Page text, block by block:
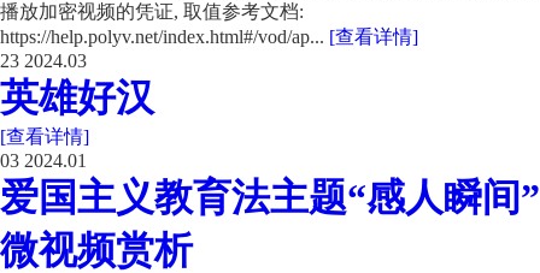
播放加密视频的凭证, 取值参考文档:
https://help.polyv.net/index.html#/vod/ap... [查看详情]
23 2024.03
英雄好汉
[查看详情]
03 2024.01
爱国主义教育法主题“感人瞬间”
微视频赏析